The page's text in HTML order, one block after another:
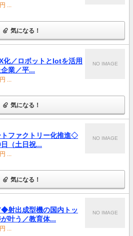
...
気になる！
化／ロボットとIotを活用
業／平...
...
NO IMAGE
気になる！
トファクトリー化推進◇
（土日祝...
...
NO IMAGE
気になる！
射出成型機の国内トッ
叶う／教育体...
...
NO IMAGE